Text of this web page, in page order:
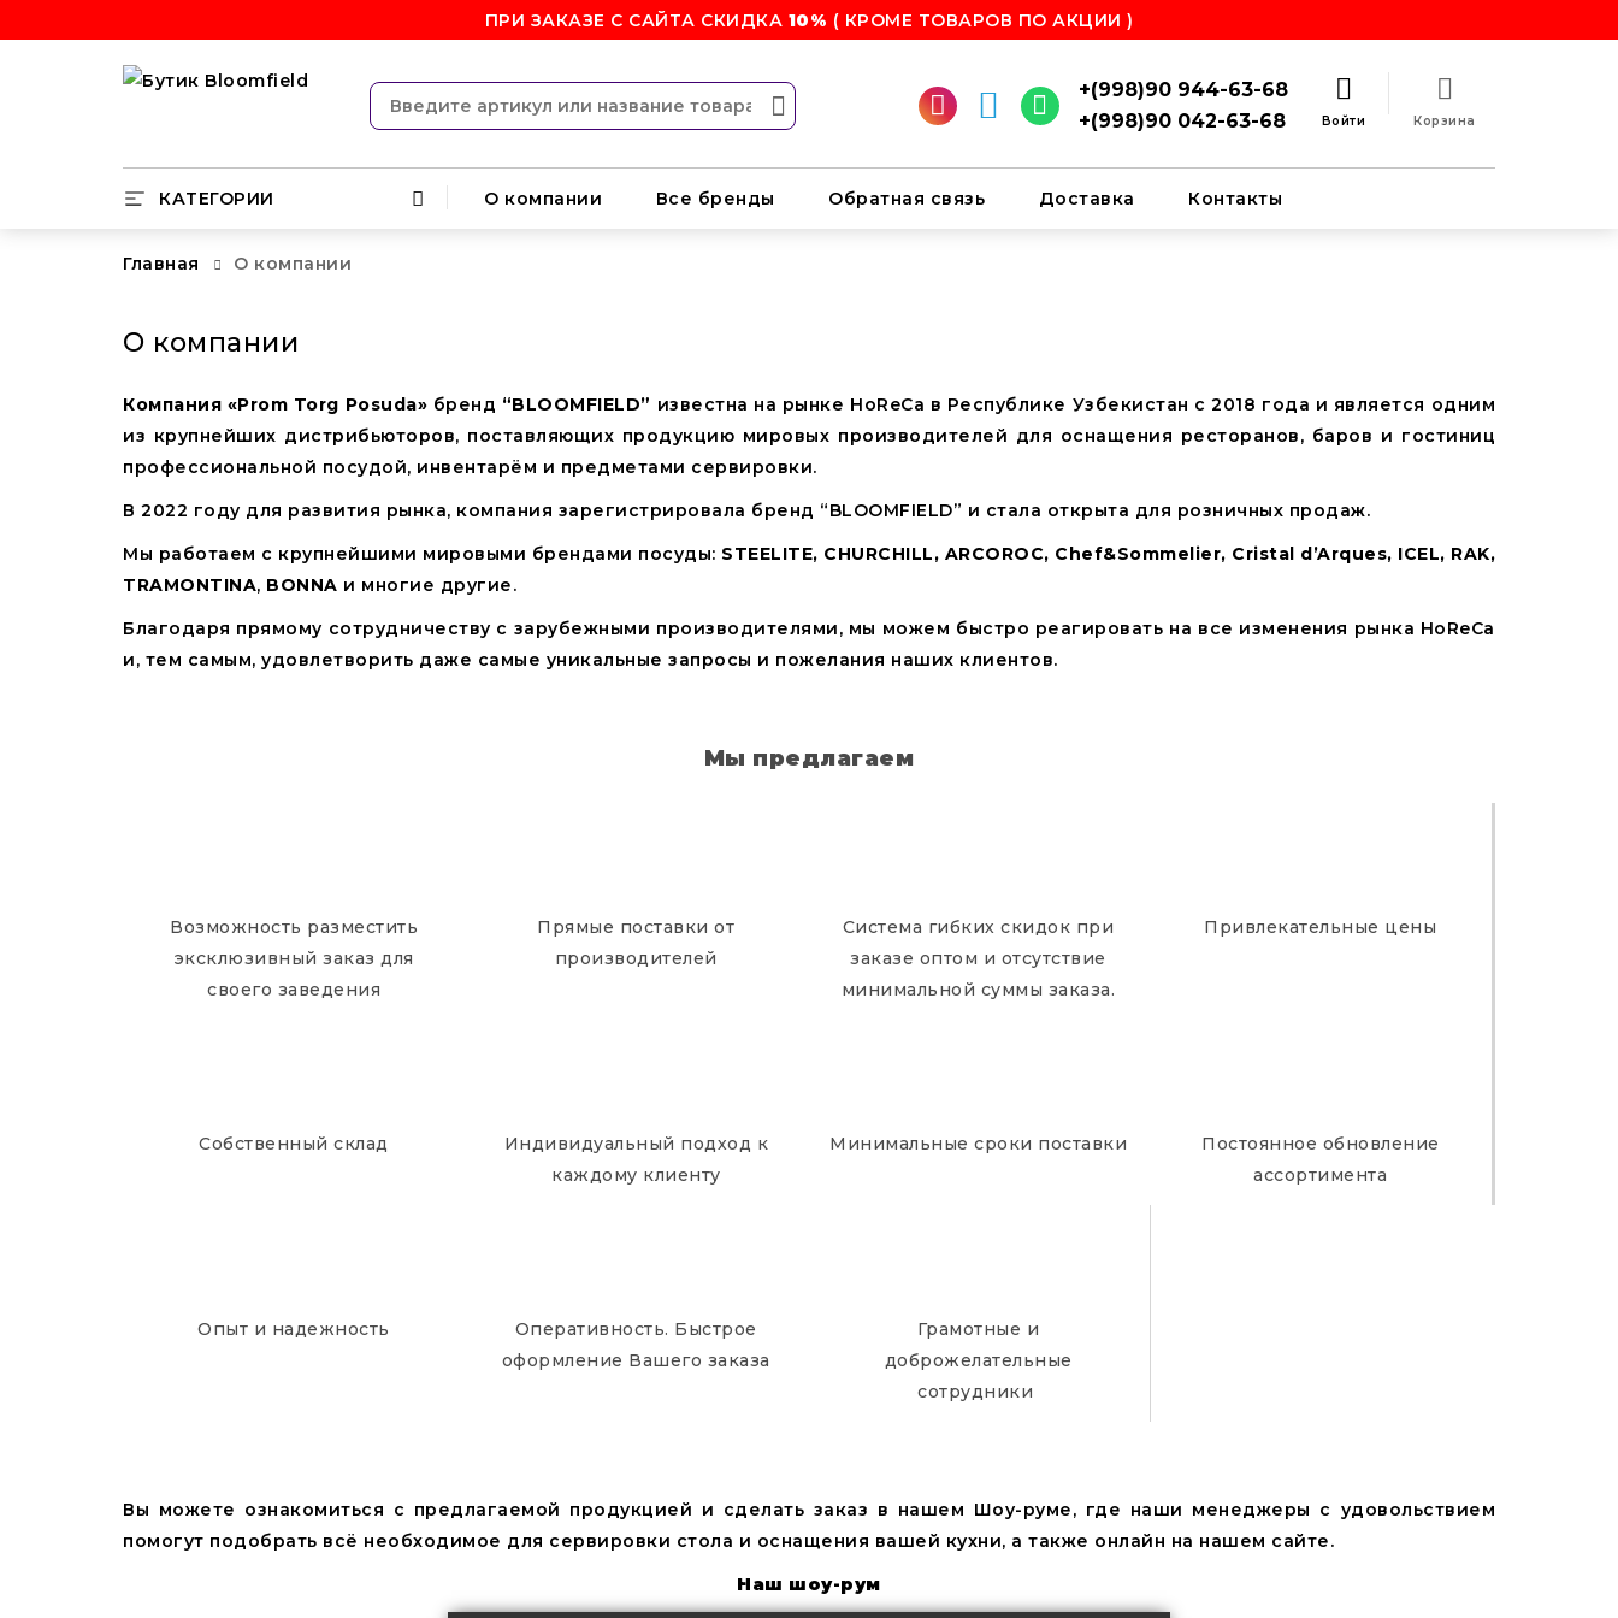
ПРИ ЗАКАЗЕ С САЙТА СКИДКА 10% ( КРОМЕ ТОВАРОВ ПО АКЦИИ )
Корзина
+(998)90 944-63-68
+(998)90 042-63-68
Войти
КАТЕГОРИИ О компании Все бренды Обратная связь Доставка Контакты
Главная О компании
О компании
Компания «Prom Torg Posuda» бренд “BLOOMFIELD” известна на рынке HoReCa в Республике Узбекистан c 2018 года и является одним
из крупнейших дистрибьюторов, поставляющих продукцию мировых производителей для оснащения ресторанов, баров и гостиниц
профессиональной посудой, инвентарём и предметами сервировки.
В 2022 году для развития рынка, компания зарегистрировала бренд “BLOOMFIELD” и стала открыта для розничных продаж.
Мы работаем с крупнейшими мировыми брендами посуды: STEELITE, CHURCHILL, ARCOROC, Chef&Sommelier, Cristal d’Arques, ICEL, RAK,
TRAMONTINA, BONNA и многие другие.
Благодаря прямому сотрудничеству с зарубежными производителями, мы можем быстро реагировать на все изменения рынка HoReCa
и, тем самым, удовлетворить даже самые уникальные запросы и пожелания наших клиентов.
Мы предлагаем
Возможность разместить
эксклюзивный заказ для
своего заведения
Прямые поставки от
производителей
Система гибких скидок при
заказе оптом и отсутствие
минимальной суммы заказа.
Привлекательные цены
Собственный склад
Индивидуальный подход к
каждому клиенту
Минимальные сроки поставки
Постоянное обновление
ассортимента
Опыт и надежность
Оперативность. Быстрое
оформление Вашего заказа
Грамотные и
доброжелательные
сотрудники
Вы можете ознакомиться с предлагаемой продукцией и сделать заказ в нашем Шоу-руме, где наши менеджеры с удовольствием
помогут подобрать всё необходимое для сервировки стола и оснащения вашей кухни, а также онлайн на нашем сайте.
Наш шоу-рум